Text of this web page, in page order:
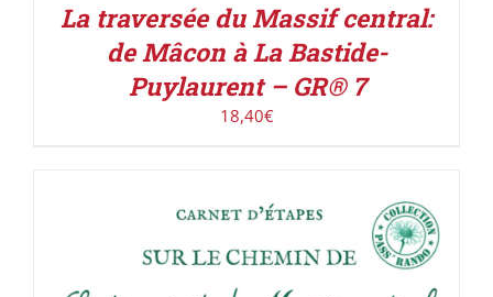
La traversée du Massif central:
de Mâcon à La Bastide-
Puylaurent – GR® 7
18,40€